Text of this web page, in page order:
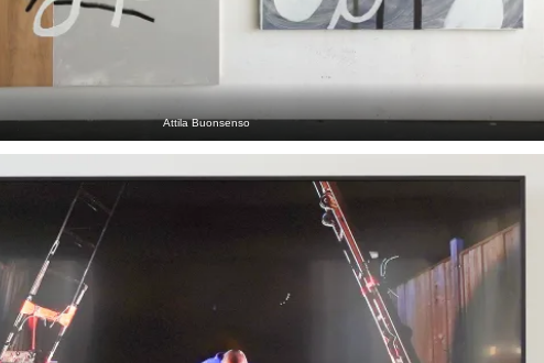
Attila Buonsenso